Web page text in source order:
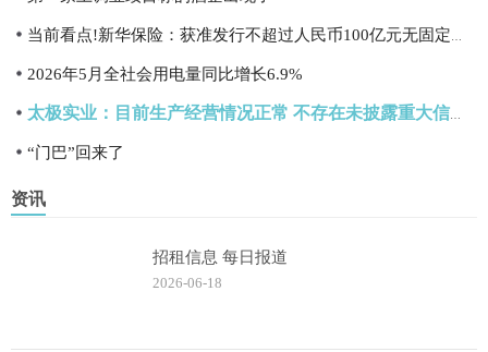
2026年5月全社会用电量同比增长6.9%
“门巴”回来了
资讯
招租信息 每日报道
2026-06-18